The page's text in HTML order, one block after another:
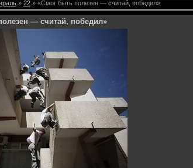
» 22 » «Смог быть полезен — считай, победил»
— считай, победил»